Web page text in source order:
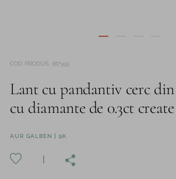
COD PRODUS 187395
Lant cu pandantiv cerc
cu diamante de 0.3ct
AUR GALBEN | 9K